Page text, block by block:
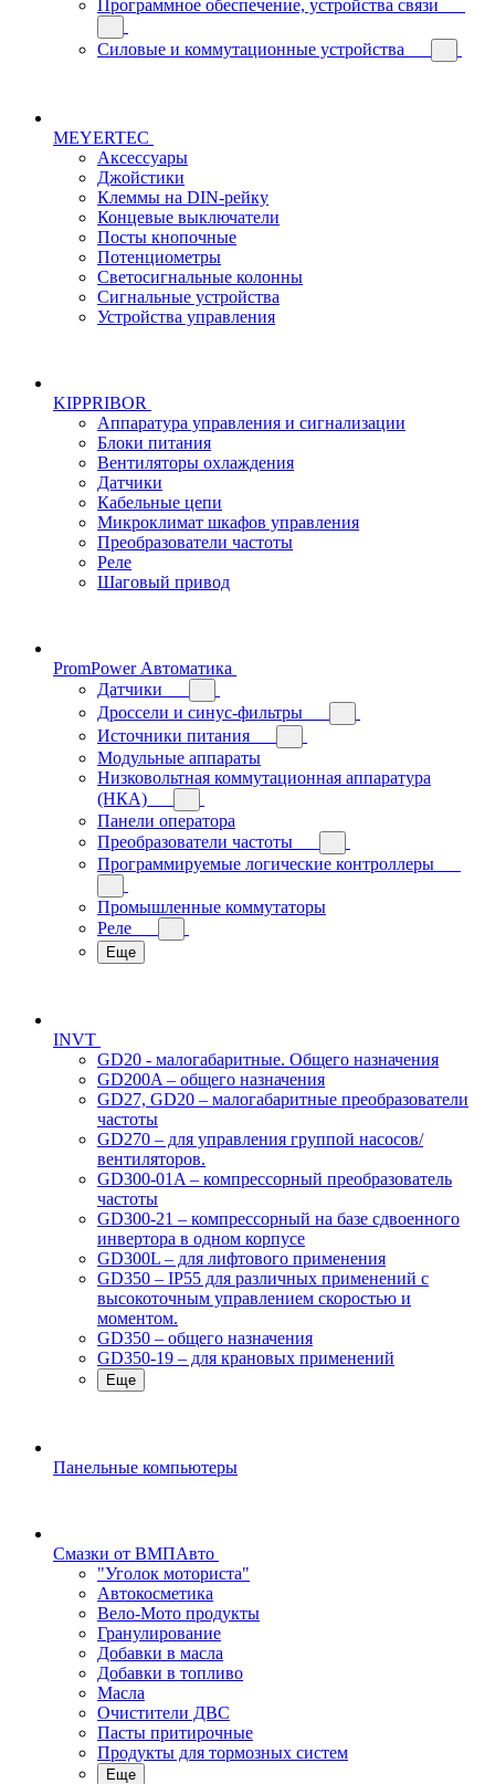
Программное обеспечение, устройства связи
Силовые и коммутационные устройства
MEYERTEC
Аксессуары
Джойстики
Клеммы на DIN-рейку
Концевые выключатели
Посты кнопочные
Потенциометры
Светосигнальные колонны
Сигнальные устройства
Устройства управления
KIPPRIBOR
Аппаратура управления и сигнализации
Блоки питания
Вентиляторы охлаждения
Датчики
Кабельные цепи
Микроклимат шкафов управления
Преобразователи частоты
Реле
Шаговый привод
PromPower Автоматика
Датчики
Дроссели и синус-фильтры
Источники питания
Модульные аппараты
Низковольтная коммутационная аппаратура
(НКА)
Панели оператора
Преобразователи частоты
Программируемые логические контроллеры
Промышленные коммутаторы
Реле
Еще
INVT
GD20 - малогабаритные. Общего назначения
GD200A – общего назначения
GD27, GD20 – малогабаритные преобразователи
частоты
GD270 – для управления группой насосов/
вентиляторов.
GD300-01A – компрессорный преобразователь
частоты
GD300-21 – компрессорный на базе сдвоенного
инвертора в одном корпусе
GD300L – для лифтового применения
GD350 – IP55 для различных применений с
высокоточным управлением скоростью и
моментом.
GD350 – общего назначения
GD350-19 – для крановых применений
Еще
Панельные компьютеры
Смазки от ВМПАвто
"Уголок моториста"
Автокосметика
Вело-Мото продукты
Гранулирование
Добавки в масла
Добавки в топливо
Масла
Очистители ДВС
Пасты притирочные
Продукты для тормозных систем
Еще